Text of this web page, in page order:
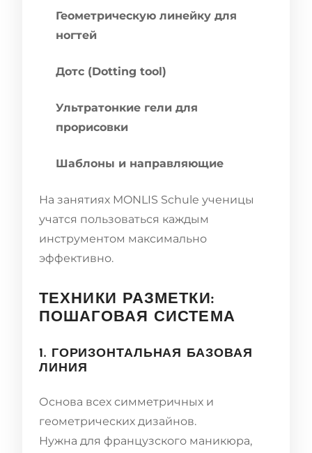
Геометрическую линейку для
ногтей
Дотс (Dotting tool)
Ультратонкие гели для
прорисовки
Шаблоны и направляющие
На занятиях MONLIS Schule ученицы
учатся пользоваться каждым
инструментом максимально
эффективно.
ТЕХНИКИ РАЗМЕТКИ:
ПОШАГОВАЯ СИСТЕМА
1. ГОРИЗОНТАЛЬНАЯ БАЗОВАЯ
ЛИНИЯ
Основа всех симметричных и
геометрических дизайнов.
Нужна для французского маникюра,